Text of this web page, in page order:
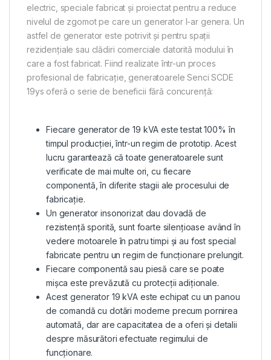
electric, speciale fabricat și proiectat pentru a reduce
nivelul de zgomot pe care un generator l-ar genera. Un
astfel de generator este potrivit și pentru spații
rezidențiale sau clădiri comerciale datorită modului în
care a fost fabricat. Fiind realizate într-un proces
profesional de fabricație, generatoarele Senci SCDE
19ys oferă o serie de beneficii fără concurență:
Fiecare generator de 19 kVA este testat 100% în
timpul producției, într-un regim de prototip. Acest
lucru garantează că toate generatoarele sunt
verificate de mai multe ori, cu fiecare
componentă, în diferite stagii ale procesului de
fabricație.
Un generator insonorizat dau dovadă de
rezistență sporită, sunt foarte silențioase având în
vedere motoarele în patru timpi și au fost special
fabricate pentru un regim de funcționare prelungit.
Fiecare componentă sau piesă care se poate
mișca este prevăzută cu protecții adiționale.
Acest generator 19 kVA este echipat cu un panou
de comandă cu dotări moderne precum pornirea
automată, dar are capacitatea de a oferi și detalii
despre măsurători efectuate regimului de
funcționare.